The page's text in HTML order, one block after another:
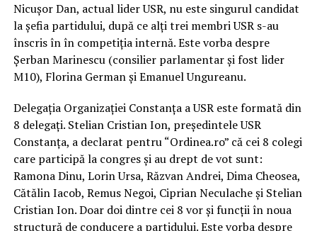
Nicuşor Dan, actual lider USR, nu este singurul candidat
la şefia partidului, după ce alţi trei membri USR s-au
înscris în în competiția internă. Este vorba despre
Șerban Marinescu (consilier parlamentar și fost lider
M10), Florina German și Emanuel Ungureanu.
Delegația Organizației Constanța a USR este formată din
8 delegați. Stelian Cristian Ion, președintele USR
Constanța, a declarat pentru “Ordinea.ro” că cei 8 colegi
care participă la congres și au drept de vot sunt:
Ramona Dinu, Lorin Ursa, Răzvan Andrei, Dima Cheosea,
Cătălin Iacob, Remus Negoi, Ciprian Neculache și Stelian
Cristian Ion. Doar doi dintre cei 8 vor și funcții în noua
structură de conducere a partidului. Este vorba despre